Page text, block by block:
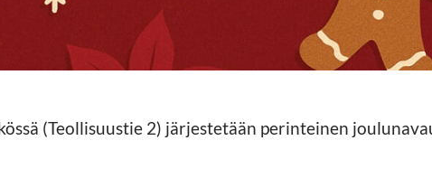
(Teollisuustie 2) järjestetään perinteinen